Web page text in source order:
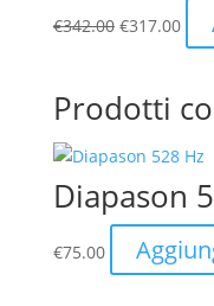
€342.00 Il
era:
€342.00.
€317.00Il
è:
Prodotti
Diapason
€75.00